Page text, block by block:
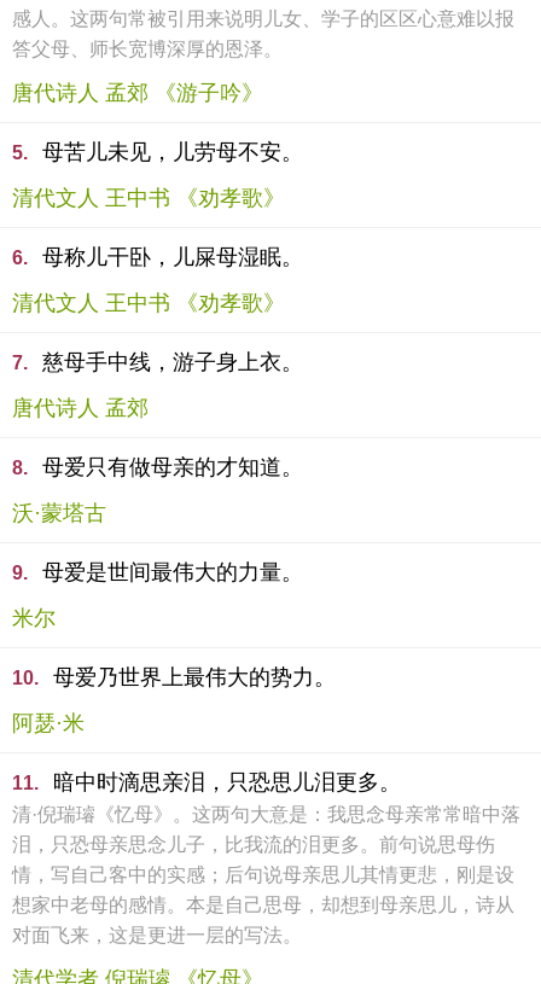
感人。这两句常被引用来说明儿女、学子的区区心意难以报
答父母、师长宽博深厚的恩泽。
唐代诗人 孟郊 《游子吟》
5.
母苦儿未见，儿劳母不安。
清代文人 王中书 《劝孝歌》
6.
母称儿干卧，儿屎母湿眠。
清代文人 王中书 《劝孝歌》
7.
慈母手中线，游子身上衣。
唐代诗人 孟郊
8.
母爱只有做母亲的才知道。
沃·蒙塔古
9.
母爱是世间最伟大的力量。
米尔
10.
母爱乃世界上最伟大的势力。
阿瑟·米
11. 暗中时滴思亲泪，只恐思儿泪更多。
清·倪瑞璿《忆母》。这两句大意是：我思念母亲常常暗中落
泪，只恐母亲思念儿子，比我流的泪更多。前句说思母伤
情，写自己客中的实感；后句说母亲思儿其情更悲，刚是设
想家中老母的感情。本是自己思母，却想到母亲思儿，诗从
对面飞来，这是更进一层的写法。
清代学者 倪瑞璿 《忆母》